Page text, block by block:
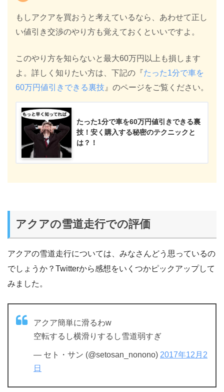
もしアクアを買おうと考えているなら、あわせて正し
い値引き交渉のやり方も覚えておくといいですよ。
このやり方を知らないと最大60万円以上も損します
よ。詳しく知りたい方は、下記の『たった1分で車を
60万円値引きできる裏技 』のページをご覧ください。
たった1分で車を60万円値引きできる裏
技！安く購入する秘密のテクニックと
は？！
アクアの雪道走行での評価
アクアの雪道走行については、みなさんどう思っているの
でしょうか？Twitterから感想をいくつかピックアップして
みました。
アクア簡単に滑るわw
空転するし横滑りするし雪道弱すぎ
— セト・サン (@setosan_nonono) 2017年12月2
日